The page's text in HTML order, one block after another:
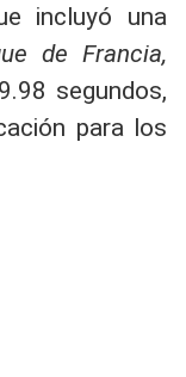
incluyó una
de Francia,
segundos,
para los